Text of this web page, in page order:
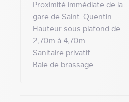
Proximité immédiate de la
gare de Saint-Quentin
Hauteur sous plafond de
2,70m à 4,70m
Sanitaire privatif
Baie de brassage